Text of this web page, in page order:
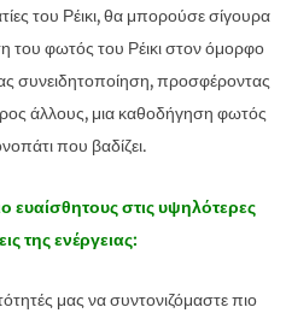
του Ρέικι, θα μπορούσε σίγουρα
του φωτός του Ρέικι στον όμορφο
συνειδητοποίηση, προσφέροντας
άλλους, μια καθοδήγηση φωτός
που βαδίζει.
ευαίσθητους στις υψηλότερες
της ενέργειας:
μας να συντονιζόμαστε πιο